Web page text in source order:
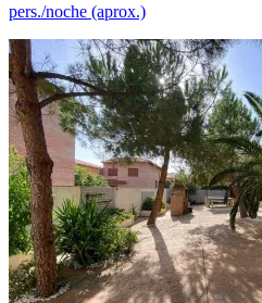
pers./noche (aprox.)